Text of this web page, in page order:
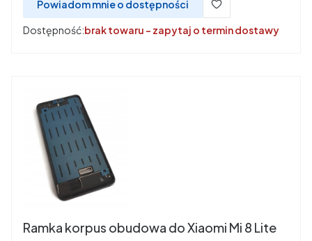
Powiadom mnie o dostępności
Dostępność:brak towaru - zapytaj o termin dostawy
Ramka korpus obudowa do Xiaomi Mi 8 Lite